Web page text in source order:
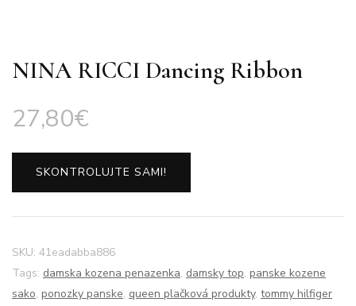
NINA RICCI Dancing Ribbon
27,80€
SKONTROLUJTE SAMI!
SKU: 41eadabba886
Tags: damska kozena penazenka, damsky top, panske kozene
sako, ponozky panske, queen plačková produkty, tommy hilfiger